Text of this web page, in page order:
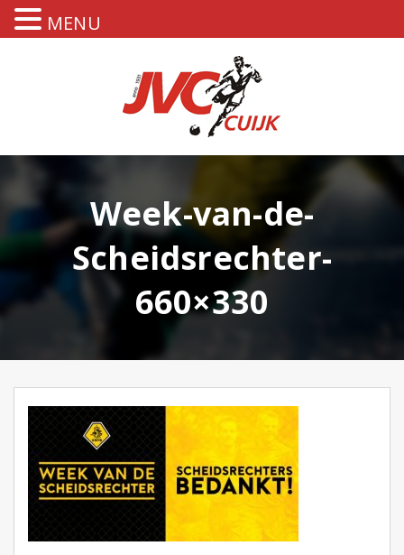
Week-van-de-
Scheidsrechter-
660×330
MENU